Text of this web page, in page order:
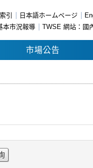
引 日本語ホームページ
本市況報導 TWSE 網站：國
市場公告